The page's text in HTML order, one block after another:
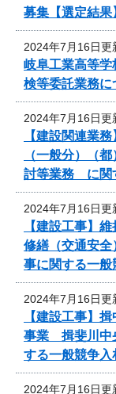
募集【選定結果
2024年7月16日更
岐阜工業高等学
検等委託業務に
2024年7月16日更
【建設関連業
（一般分）（
討等業務 に関
2024年7月16日更
【建設工事】
修繕（交通安
事に関する一般
2024年7月16日更
【建設工事】
事業 揖斐川中
する一般競争入
2024年7月16日更